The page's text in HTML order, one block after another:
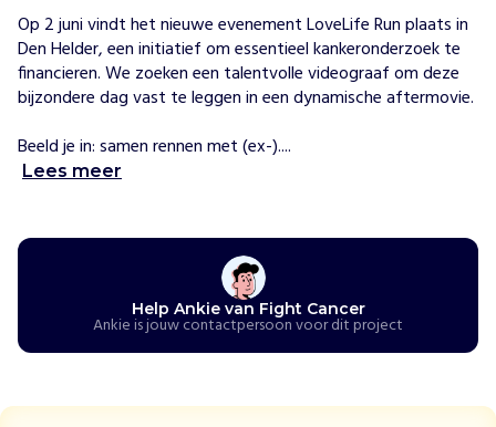
r
g
a
n
s
e
n
Op 2 juni vindt het nieuwe evenement LoveLife Run plaats in
Den Helder, een initiatief om essentieel kankeronderzoek te
financieren. We zoeken een talentvolle videograaf om deze
bijzondere dag vast te leggen in een dynamische aftermovie.
Beeld je in: samen rennen met (ex-)....
Lees meer
Help Ankie van Fight Cancer
Ankie is jouw contactpersoon voor dit project